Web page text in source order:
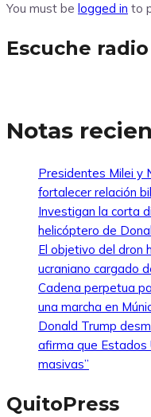
You must be logged in to
Escuche
Notas
Presidentes Milei y
fortalecer relación
Investigan la corta
helicóptero de
El objetivo del dron
ucraniano cargado
Cadena perpetua
una marcha en
Donald Trump
afirma que Estados
masivas”
QuitoPress